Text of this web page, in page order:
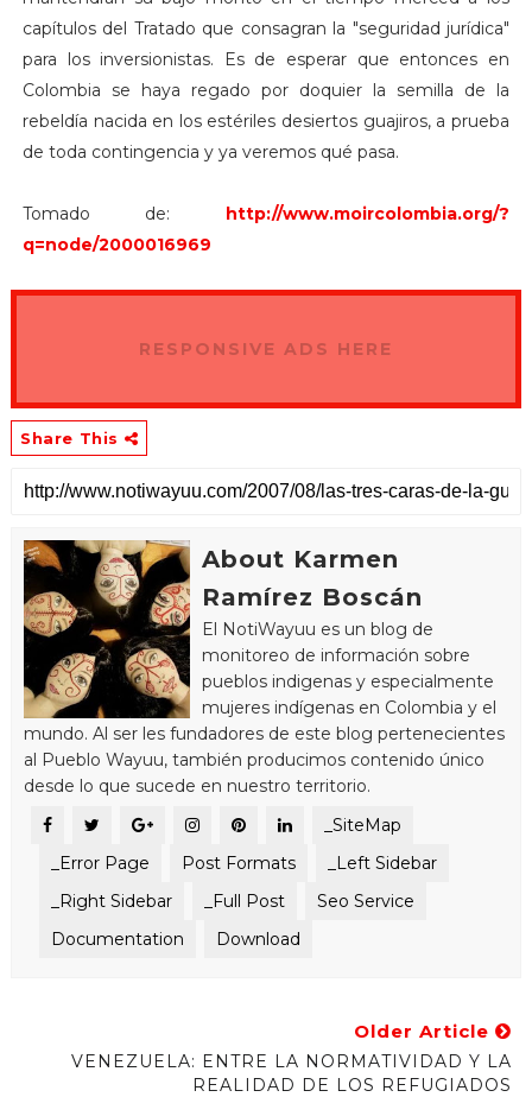
capítulos del Tratado que consagran la "seguridad jurídica"
para los inversionistas. Es de esperar que entonces en
Colombia se haya regado por doquier la semilla de la
rebeldía nacida en los estériles desiertos guajiros, a prueba
de toda contingencia y ya veremos qué pasa.
Tomado de: http://www.moircolombia.org/?
q=node/2000016969
RESPONSIVE ADS HERE
Share This
About Karmen
Ramírez Boscán
El NotiWayuu es un blog de
monitoreo de información sobre
pueblos indigenas y especialmente
mujeres indígenas en Colombia y el
mundo. Al ser les fundadores de este blog pertenecientes
al Pueblo Wayuu, también producimos contenido único
desde lo que sucede en nuestro territorio.
_SiteMap
_Error Page
Post Formats
_Left Sidebar
_Right Sidebar
_Full Post
Seo Service
Documentation
Download
Older Article
VENEZUELA: ENTRE LA NORMATIVIDAD Y LA
REALIDAD DE LOS REFUGIADOS